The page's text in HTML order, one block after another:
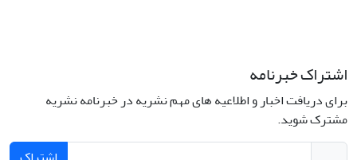
اشتراک خبرنامه
برای دریافت اخبار و اطلاعیه های مهم نشریه در خبرنامه نشریه
مشترک شوید.